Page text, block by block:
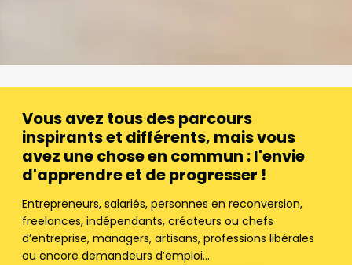
Vous avez tous des parcours
inspirants et différents, mais vous
avez une chose en commun : l'envie
d'apprendre et de progresser !
Entrepreneurs, salariés, personnes en reconversion,
freelances, indépendants, créateurs ou chefs
d’entreprise, managers, artisans, professions libérales
ou encore demandeurs d’emploi…